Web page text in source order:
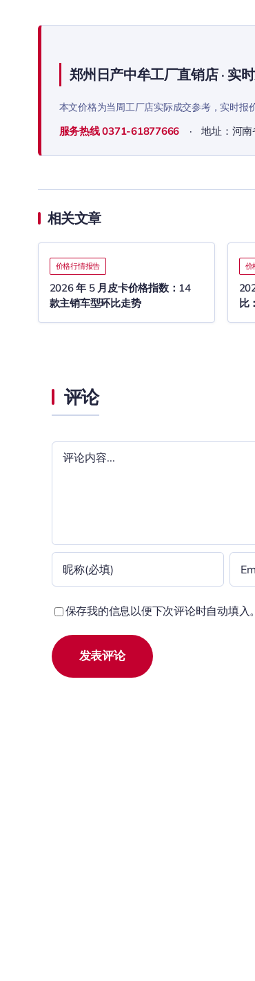
郑州日产中牟工厂直销店 · 实
本文价格为当周工厂店实际成交参考，实时报
服务热线0371-61877666 · 地址：河南
相关文章
价格行情报告
2026 年 5 月皮卡价格指数：14
款主销车型环比走势
价
比
评论
保存我的信息以便下次评论时自动填入。